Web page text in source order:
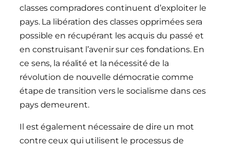
classes compradores continuent d’exploiter le
pays. La libération des classes opprimées sera
possible en récupérant les acquis du passé et
en construisant l’avenir sur ces fondations. En
ce sens, la réalité et la nécessité de la
révolution de nouvelle démocratie comme
étape de transition vers le socialisme dans ces
pays demeurent.
Il est également nécessaire de dire un mot
contre ceux qui utilisent le processus de